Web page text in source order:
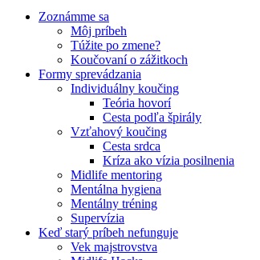
Zoznámme sa
Môj príbeh
Túžite po zmene?
Koučovaní o zážitkoch
Formy sprevádzania
Individuálny koučing
Teória hovorí
Cesta podľa špirály
Vzťahový koučing
Cesta srdca
Kríza ako vízia posilnenia
Midlife mentoring
Mentálna hygiena
Mentálny tréning
Supervízia
Keď starý príbeh nefunguje
Vek majstrovstva